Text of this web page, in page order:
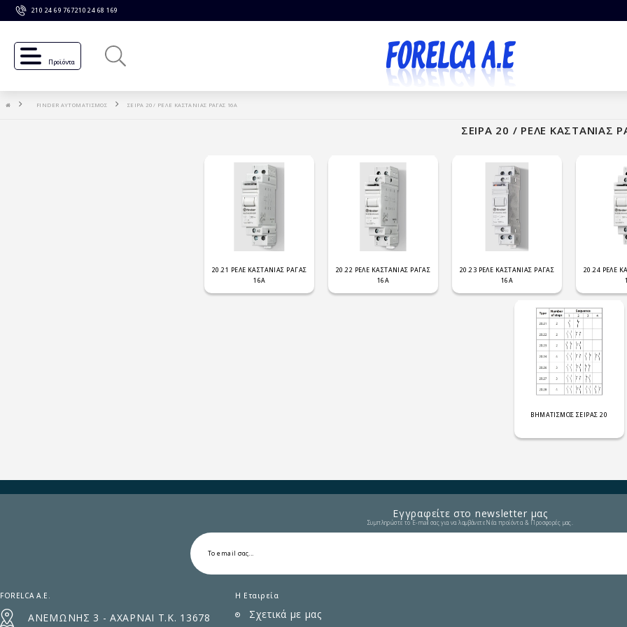
210 24 69 767210 24 68 169
Προϊόντα
FINDER ΑΥΤΟΜΑΤΙΣΜΟΣ ΣΕΙΡΑ 20 / ΡΕΛΕ ΚΑΣΤΑΝΙΑΣ ΡΑΓΑΣ 16Α
20.21 ΡΕΛΕ ΚΑΣΤΑΝΙΑΣ ΡΑΓΑΣ
16Α
20.22 ΡΕΛΕ ΚΑΣΤΑΝΙΑΣ ΡΑΓΑΣ
16Α
20.23 ΡΕΛΕ ΚΑΣΤΑΝΙΑΣ ΡΑΓΑΣ
16Α
20.24 ΡΕΛΕ
ΒΗΜΑΤΙΣΜΟΣ ΣΕΙΡΑΣ 20
ΣΕΙΡΑ 20 / ΡΕΛΕ ΚΑΣΤΑΝΙΑΣ
Εγγραφείτε στο newsletter μας
Συμπληρώστε το E-mail σας για να λαμβάνετε Νέα προϊόντα & Προσφορές μας.
FORELCA A.E.
ΑΝΕΜΩΝΗΣ 3 - ΑΧΑΡΝΑΙ Τ.Κ. 13678
Η Εταιρεία
Σχετικά με μας